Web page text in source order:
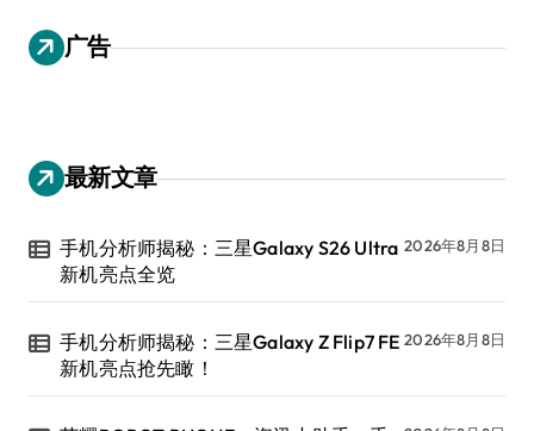
广告
最新文章
手机分析师揭秘：三星Galaxy S26 Ultra
新机亮点全览
2026年8月8日
手机分析师揭秘：三星Galaxy Z Flip7 FE
新机亮点抢先瞰！
2026年8月8日